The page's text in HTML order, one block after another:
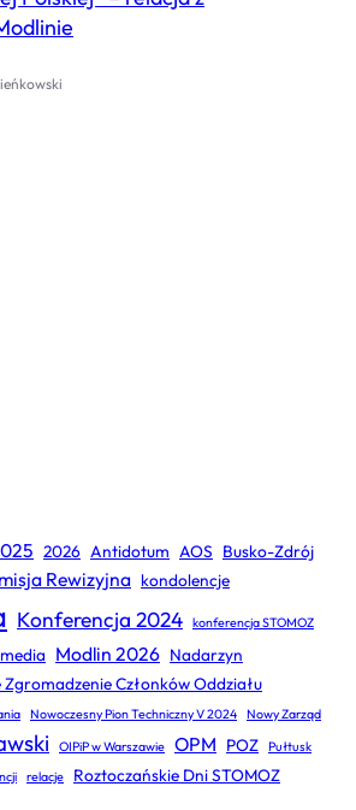
2026 Antidotum AOS Busko-Zdrój
Rewizyjna kondolencje
Konferencja 2024 konferencja STOMOZ
media Modlin 2026 Nadarzyn
Członków Oddziału
Nowoczesny Pion Techniczny V 2024 Nowy Zarząd
OIPiP w Warszawie OPM POZ Pułtusk
relacje Roztoczańskie Dni STOMOZ